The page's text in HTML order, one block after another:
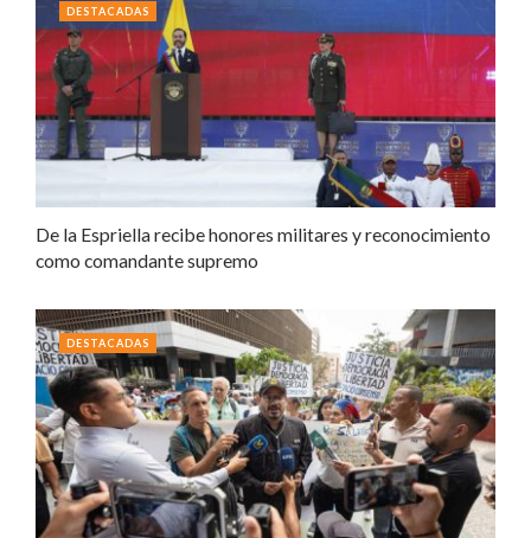
De la Espriella recibe honores militares y reconocimiento
como comandante supremo
DESTACADAS
DESTACADAS